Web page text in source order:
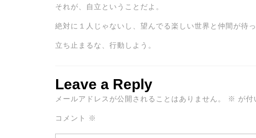
それが、自立ということだよ。
絶対に１人じゃないし、望んでる楽しい世界と仲間が待っ
立ち止まるな、行動しよう。
Leave a Reply
メールアドレスが公開されることはありません。 ※ が付
コメント ※